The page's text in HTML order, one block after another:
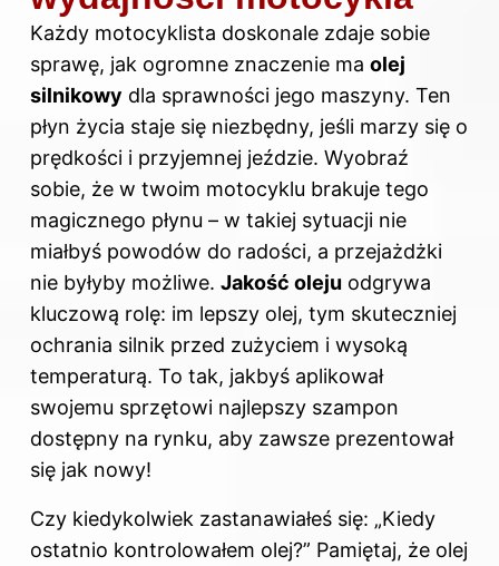
Każdy motocyklista doskonale zdaje sobie
sprawę, jak ogromne znaczenie ma olej
silnikowy dla sprawności jego maszyny. Ten
płyn życia staje się niezbędny, jeśli marzy się o
prędkości i przyjemnej jeździe. Wyobraź
sobie, że w twoim motocyklu brakuje tego
magicznego płynu – w takiej sytuacji nie
miałbyś powodów do radości, a przejażdżki
nie byłyby możliwe. Jakość oleju odgrywa
kluczową rolę: im lepszy olej, tym skuteczniej
ochrania silnik przed zużyciem i wysoką
temperaturą. To tak, jakbyś aplikował
swojemu sprzętowi najlepszy szampon
dostępny na rynku, aby zawsze prezentował
się jak nowy!
Czy kiedykolwiek zastanawiałeś się: „Kiedy
ostatnio kontrolowałem olej?” Pamiętaj, że olej